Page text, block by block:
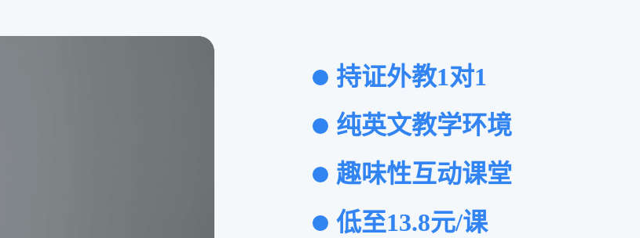
持证外教1对1
纯英文教学环境
趣味性互动课堂
低至13.8元/课